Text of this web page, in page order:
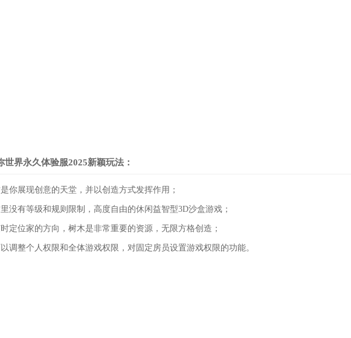
世界永久体验服2025新颖玩法：
你展现创意的天堂，并以创造方式发挥作用；
没有等级和规则限制，高度自由的休闲益智型3D沙盒游戏；
定位家的方向，树木是非常重要的资源，无限方格创造；
调整个人权限和全体游戏权限，对固定房员设置游戏权限的功能。